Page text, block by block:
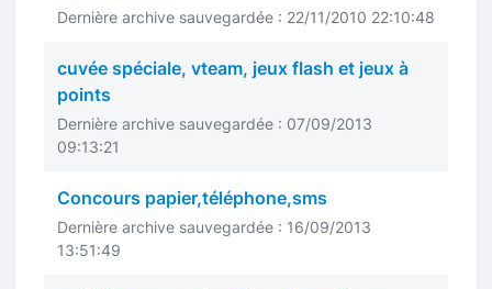
Dernière archive sauvegardée : 22/11/2010 22:10:48
cuvée spéciale, vteam, jeux flash et jeux à
points
Dernière archive sauvegardée : 07/09/2013
09:13:21
Concours papier,téléphone,sms
Dernière archive sauvegardée : 16/09/2013
13:51:49